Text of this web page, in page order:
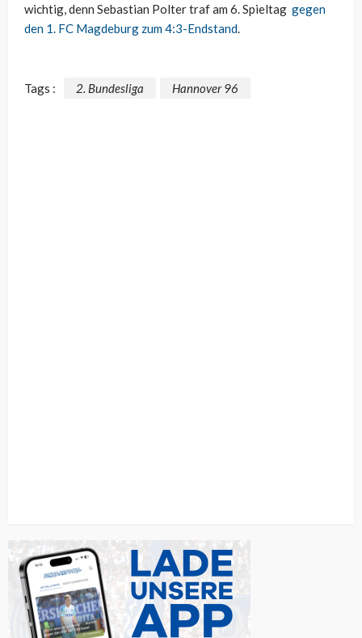
wichtig, denn Sebastian Polter traf am 6. Spieltag gegen
den 1. FC Magdeburg zum 4:3-Endstand.
Tags : 2. Bundesliga Hannover 96